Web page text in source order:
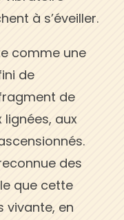
à s’éveiller.
comme une
de
de
aux
des
que cette
vivante, en